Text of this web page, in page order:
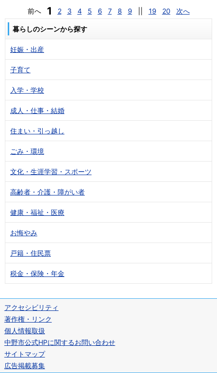
前へ 1 2 3 4 5 6 7 8 9 19 20 次へ
暮らしのシーンから探す
妊娠・出産
子育て
入学・学校
成人・仕事・結婚
住まい・引っ越し
ごみ・環境
文化・生涯学習・スポーツ
高齢者・介護・障がい者
健康・福祉・医療
お悔やみ
戸籍・住民票
税金・保険・年金
アクセシビリティ
著作権・リンク
個人情報取扱
中野市公式HPに関するお問い合わせ
サイトマップ
広告掲載募集